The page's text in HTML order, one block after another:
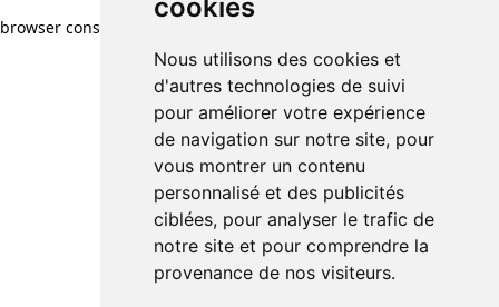
cookies
Nous utilisons des cookies et
d'autres technologies de suivi
pour améliorer votre expérience
de navigation sur notre site, pour
vous montrer un contenu
personnalisé et des publicités
ciblées, pour analyser le trafic de
notre site et pour comprendre la
provenance de nos visiteurs.
browser console for more information)